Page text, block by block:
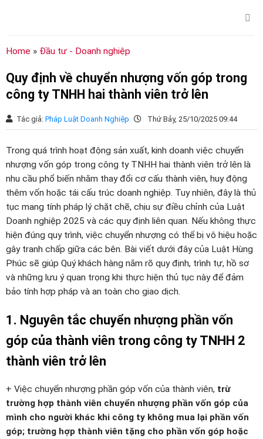
dung
Home » Đầu tư - Doanh nghiệp
Quy định về chuyển nhượng vốn góp trong
công ty TNHH hai thành viên trở lên
Tác giả: Pháp Luật Doanh Nghiệp Thứ Bảy, 25/10/2025 09:44
Trong quá trình hoạt động sản xuất, kinh doanh việc chuyển
nhượng vốn góp trong công ty TNHH hai thành viên trở lên là
nhu cầu phổ biến nhằm thay đổi cơ cấu thành viên, huy động
thêm vốn hoặc tái cấu trúc doanh nghiệp. Tuy nhiên, đây là thủ
tục mang tính pháp lý chặt chẽ, chịu sự điều chỉnh của Luật
Doanh nghiệp 2025 và các quy định liên quan. Nếu không thực
hiện đúng quy trình, việc chuyển nhượng có thể bị vô hiệu hoặc
gây tranh chấp giữa các bên. Bài viết dưới đây của Luật Hùng
Phúc sẽ giúp Quý khách hàng nắm rõ quy định, trình tự, hồ sơ
và những lưu ý quan trọng khi thực hiện thủ tục này để đảm
bảo tính hợp pháp và an toàn cho giao dịch.
1. Nguyên tắc chuyển nhượng phần vốn
góp của thành viên trong công ty TNHH 2
thành viên trở lên
+ Việc chuyển nhượng phần góp vốn của thành viên, trừ
trường hợp thành viên chuyển nhượng phần vốn góp của
mình cho người khác khi công ty không mua lại phần vốn
góp; trường hợp thành viên tặng cho phần vốn góp hoặc